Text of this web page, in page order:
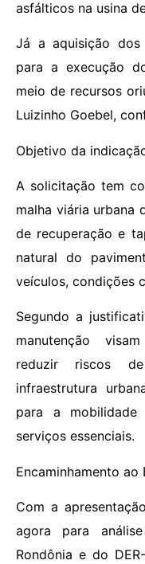
asfálticos na usina
Já a aquisição dos
para a execução
meio de recursos
Luizinho Goebel,
Objetivo da
A solicitação tem
malha viária urbana
de recuperação e
natural do
veículos, condições
Segundo a
manutenção
reduzir riscos
infraestrutura
para a
serviços essenciais.
Encaminhamento
Com a
agora para
Rondônia e do